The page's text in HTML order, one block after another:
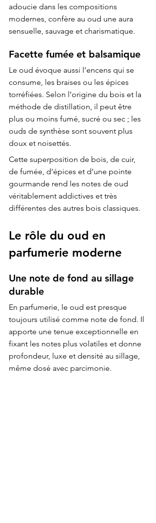
adoucie dans les compositions
modernes, confère au oud une aura
sensuelle, sauvage et charismatique.
Facette fumée et balsamique
Le oud évoque aussi l’encens qui se
consume, les braises ou les épices
torréfiées. Selon l’origine du bois et la
méthode de distillation, il peut être
plus ou moins fumé, sucré ou sec ; les
ouds de synthèse sont souvent plus
doux et noisettés.
Cette superposition de bois, de cuir,
de fumée, d’épices et d’une pointe
gourmande rend les notes de oud
véritablement addictives et très
différentes des autres bois classiques.
Le rôle du oud en
parfumerie moderne
Une note de fond au sillage
durable
En parfumerie, le oud est presque
toujours utilisé comme note de fond. Il
apporte une tenue exceptionnelle en
fixant les notes plus volatiles et donne
profondeur, luxe et densité au sillage,
même dosé avec parcimonie.